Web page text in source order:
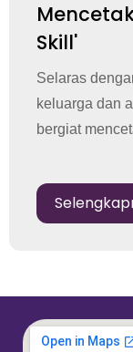
Skill'
Selaras
keluarga dan
bergiat